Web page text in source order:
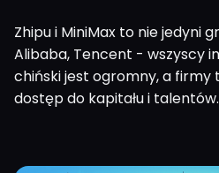
Zhipu i MiniMax to nie jedyni
Alibaba, Tencent - wszyscy
chiński jest ogromny, a firmy
dostęp do kapitału i talentów.